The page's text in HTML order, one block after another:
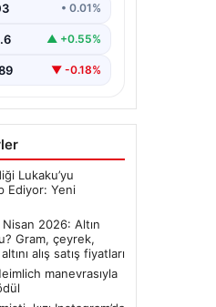
Nisan 2026: Altın
alış satış fiyatları
diving sanığı yine
Yaşam